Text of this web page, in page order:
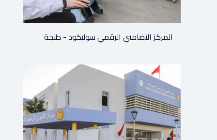
المركز التضامني الرقمي سوليكود - طنجة